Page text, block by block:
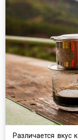
Различается вкус